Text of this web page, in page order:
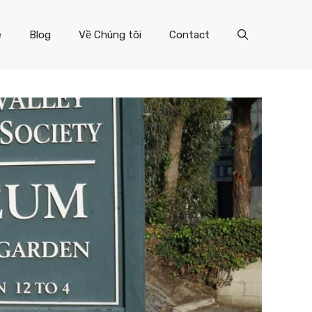
Blog Về Chúng tôi Contact